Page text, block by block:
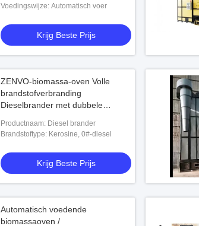
biomassa-pellets, paddy husks, enz.
Voedingswijze: Automatisch voer
Krijg Beste Prijs
ZENVO-biomassa-oven Volle
brandstofverbranding
Dieselbrander met dubbele
Productnaam: Diesel brander
Brandstoftype: Kerosine, 0#-diesel
Krijg Beste Prijs
Automatisch voedende
biomassaoven /